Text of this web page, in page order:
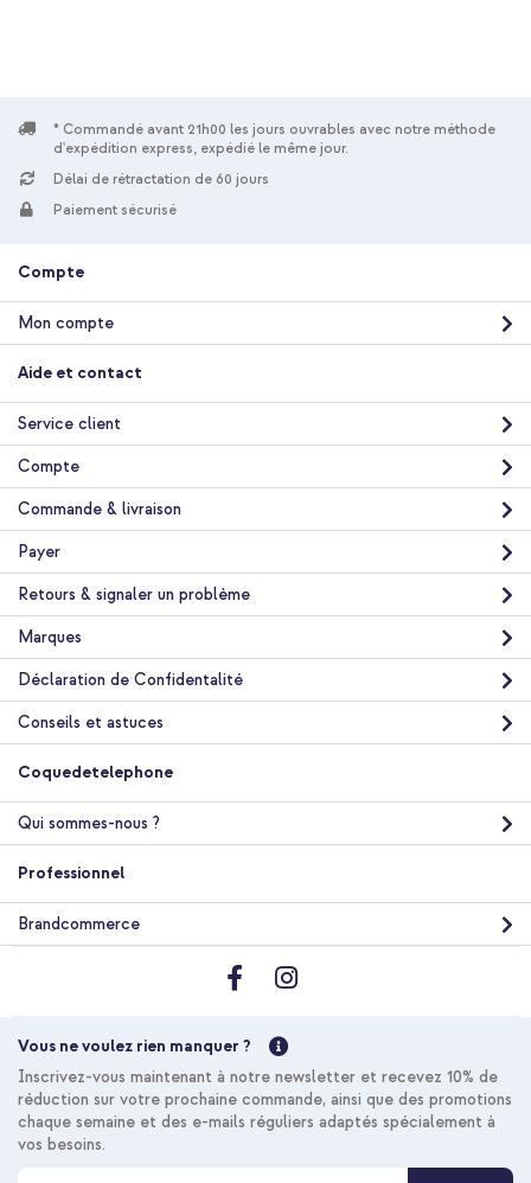
* Commandé avant 21h00 les jours ouvrables avec notre méthode
d'expédition express, expédié le même jour.
Délai de rétractation de 60 jours
Paiement sécurisé
Compte
Mon compte
Aide et contact
Service client
Compte
Commande & livraison
Payer
Retours & signaler un problème
Marques
Déclaration de Confidentalité
Conseils et astuces
Coquedetelephone
Qui sommes-nous ?
Professionnel
Brandcommerce
Vous ne voulez rien manquer ?
Inscrivez-vous maintenant à notre newsletter et recevez 10% de
réduction sur votre prochaine commande, ainsi que des promotions
chaque semaine et des e-mails réguliers adaptés spécialement à
vos besoins.